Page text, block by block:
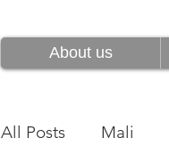
Rólunk
About us
All Posts Mali